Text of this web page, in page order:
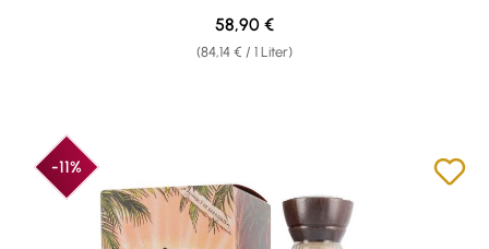
(84,14 € / 1 Liter)
Regulärer Preis:
58,90 €
-11%